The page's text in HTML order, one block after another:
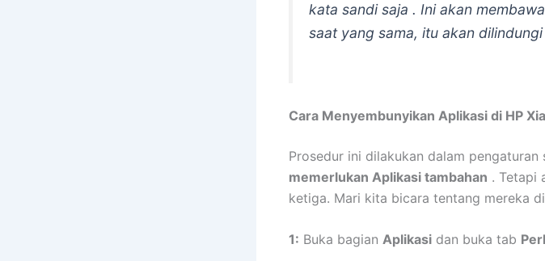
kata sandi saja . Ini akan
saat yang sama, itu akan
Cara Menyembunyikan Aplikasi di HP
Prosedur ini dilakukan dalam
memerlukan Aplikasi tambahan . Tetapi
ketiga. Mari kita bicara tentang mereka
1: Buka bagian Aplikasi dan buka tab